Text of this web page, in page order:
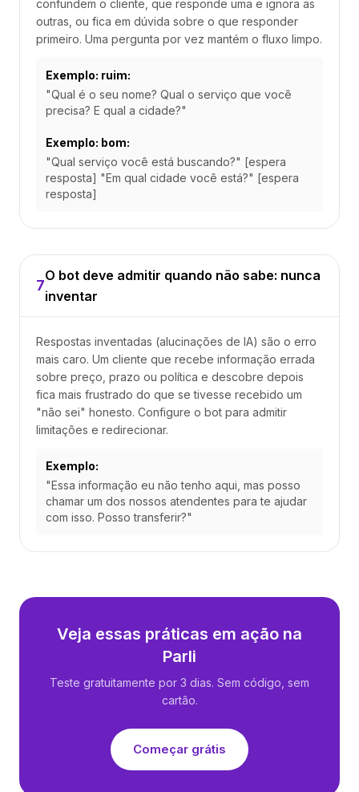
confundem o cliente, que responde uma e ignora as
outras, ou fica em dúvida sobre o que responder
primeiro. Uma pergunta por vez mantém o fluxo limpo.
Exemplo: ruim:
"Qual é o seu nome? Qual o serviço que você
precisa? E qual a cidade?"
Exemplo: bom:
"Qual serviço você está buscando?" [espera
resposta] "Em qual cidade você está?" [espera
resposta]
7
O bot deve admitir quando não sabe: nunca
inventar
Respostas inventadas (alucinações de IA) são o erro
mais caro. Um cliente que recebe informação errada
sobre preço, prazo ou política e descobre depois
fica mais frustrado do que se tivesse recebido um
"não sei" honesto. Configure o bot para admitir
limitações e redirecionar.
Exemplo:
"Essa informação eu não tenho aqui, mas posso
chamar um dos nossos atendentes para te ajudar
com isso. Posso transferir?"
Veja essas práticas em ação na
Parli
Teste gratuitamente por 3 dias. Sem código, sem
cartão.
Começar grátis